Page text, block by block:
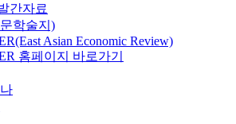
간자료
학술지)
Asian Economic Review)
홈페이지 바로가기